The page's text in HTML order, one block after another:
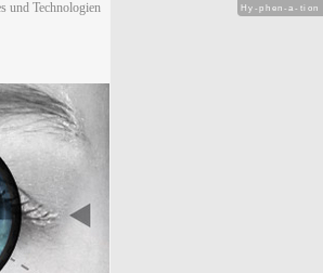
und Technologien
Hy-phen-a-tion